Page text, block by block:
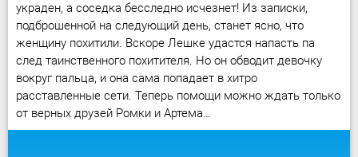
украден, а соседка бесследно исчезнет! Из записки,
подброшенной на следующий день, станет ясно, что
женщину похитили. Вскоре Лешке удастся напасть па
след таинственного похитителя. Но он обводит девочку
вокруг пальца, и она сама попадает в хитро
расставленные сети. Теперь помощи можно ждать только
от верных друзей Ромки и Артема…